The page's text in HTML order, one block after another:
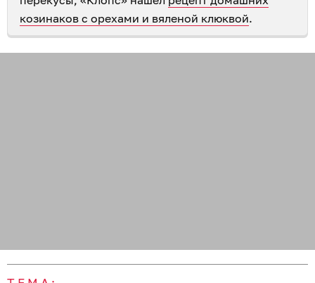
козинаков с орехами и вяленой клюквой.